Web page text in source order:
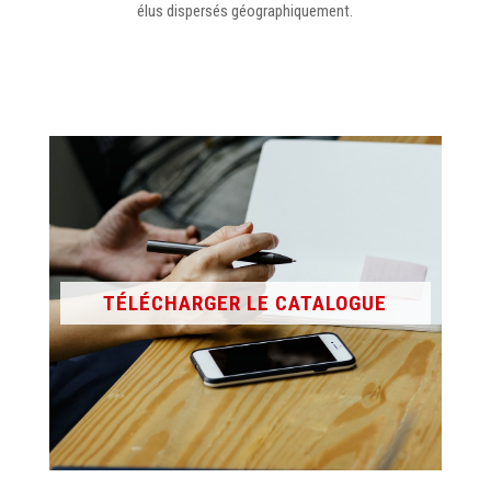
élus dispersés géographiquement.
TÉLÉCHARGER LE CATALOGUE